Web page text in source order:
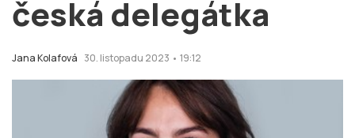
česká delegátka
Jana Kolafová 30. listopadu 2023 • 19:12